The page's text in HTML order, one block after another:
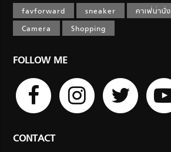
favforward sneaker คาเฟ่น่านั่ง
Camera
Shopping
FOLLOW ME
CONTACT